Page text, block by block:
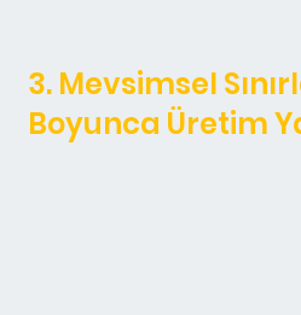
3. Mevsimsel
Boyunca Üretim